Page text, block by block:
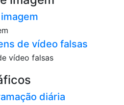
de vídeo falsas
vídeo falsas
diária